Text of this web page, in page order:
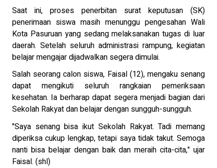
Saat ini, proses penerbitan surat keputusan (SK)
penerimaan siswa masih menunggu pengesahan Wali
Kota Pasuruan yang sedang melaksanakan tugas di luar
daerah. Setelah seluruh administrasi rampung, kegiatan
belajar mengajar dijadwalkan segera dimulai.
Salah seorang calon siswa, Faisal (12), mengaku senang
dapat mengikuti seluruh rangkaian pemeriksaan
kesehatan. Ia berharap dapat segera menjadi bagian dari
Sekolah Rakyat dan belajar dengan sungguh-sungguh.
"Saya senang bisa ikut Sekolah Rakyat. Tadi memang
diperiksa cukup lengkap, tetapi saya tidak takut. Semoga
nanti bisa belajar dengan baik dan meraih cita-cita," ujar
Faisal. (shl)